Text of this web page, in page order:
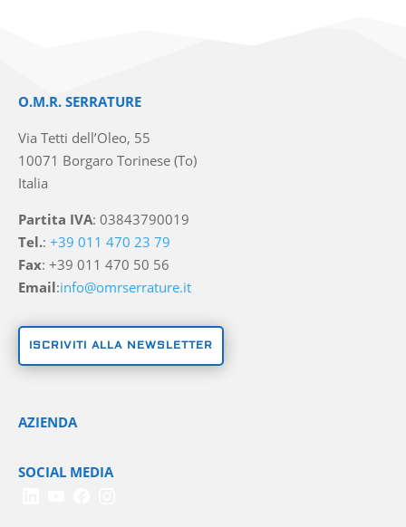
O.M.R. SERRATURE
Via Tetti dell’Oleo, 55
10071 Borgaro Torinese (To)
Italia
Partita IVA: 03843790019
Tel.:+39 011 470 23 79
Fax: +39 011 470 50 56
Email:info@omrserrature.it
ISCRIVITI ALLA NEWSLETTER
AZIENDA
SOCIAL MEDIA